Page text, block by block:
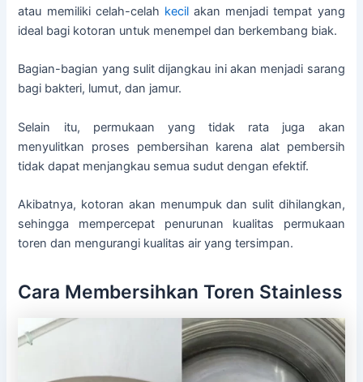
atau memiliki celah-celah kecilakan menjadi tempat yang
ideal bagi kotoran untuk menempel dan berkembang biak.
Bagian-bagian yang sulit dijangkau ini akan menjadi sarang
bagi bakteri, lumut, dan jamur.
Selain itu, permukaan yang tidak rata juga akan
menyulitkan proses pembersihan karena alat pembersih
tidak dapat menjangkau semua sudut dengan efektif.
Akibatnya, kotoran akan menumpuk dan sulit dihilangkan,
sehingga mempercepat penurunan kualitas permukaan
toren dan mengurangi kualitas air yang tersimpan.
Cara Membersihkan Toren Stainless